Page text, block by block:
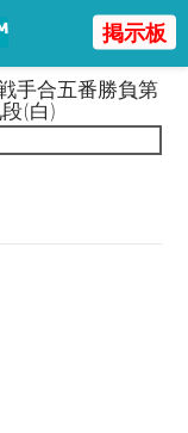
掲示板
手合五番勝負第
(白)